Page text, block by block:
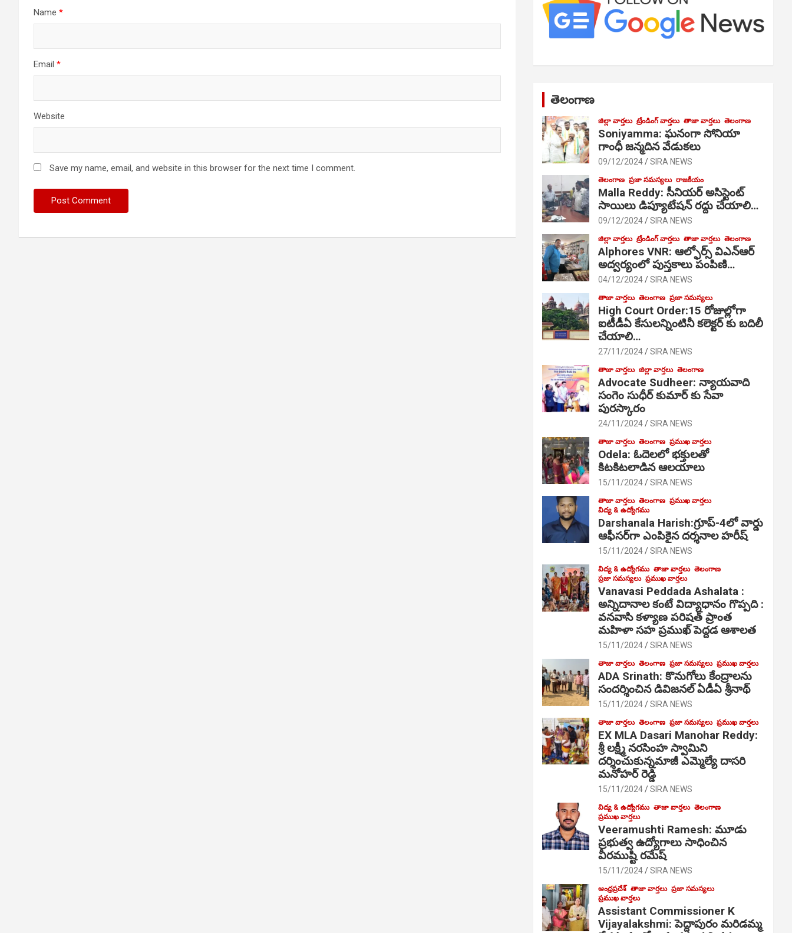
Name *
Email *
Website
Save my name, email, and website in this browser for the next time I comment.
తెలంగాణ
జిల్లా వార్తలు ట్రేండింగ్ వార్తలు తాజా వార్తలు తెలంగాణ
Soniyamma: ఘ‌నంగా సోనియా
గాంధీ జ‌న్మ‌దిన వేడుక‌లు
09/12/2024 SIRA NEWS
తెలంగాణ ప్రజా సమస్యలు రాజకీయం
Malla Reddy: సీనియర్ అసిస్టెంట్
సాయిలు డిప్యూటేషన్ రద్దు చేయాలి…
09/12/2024 SIRA NEWS
జిల్లా వార్తలు ట్రేండింగ్ వార్తలు తాజా వార్తలు తెలంగాణ
Alphores VNR: ఆల్ఫోర్స్ విఎన్ఆర్
అద్వర్యంలో పుస్తకాలు పంపిణి…
04/12/2024 SIRA NEWS
తాజా వార్తలు తెలంగాణ ప్రజా సమస్యలు
High Court Order:15 రోజుల్లోగా
ఐటీడీఏ కేసులన్నింటినీ కలెక్టర్ కు బదిలీ
చేయాలి…
27/11/2024 SIRA NEWS
తాజా వార్తలు జిల్లా వార్తలు తెలంగాణ
Advocate Sudheer: న్యాయవాది
సంగెం సుధీర్ కుమార్ కు సేవా
పురస్కారం
24/11/2024 SIRA NEWS
తాజా వార్తలు తెలంగాణ ప్రముఖ వార్తలు
Odela: ఓదెల‌లో భక్తులతో
కిటకిటలాడిన ఆల‌యాలు
15/11/2024 SIRA NEWS
తాజా వార్తలు తెలంగాణ ప్రముఖ వార్తలు
విద్య & ఉద్యోగము
Darshanala Harish:గ్రూప్-4లో వార్డు
ఆఫీసర్‌గా ఎంపికైన దర్శనాల హరీష్
15/11/2024 SIRA NEWS
విద్య & ఉద్యోగము తాజా వార్తలు తెలంగాణ
ప్రజా సమస్యలు ప్రముఖ వార్తలు
Vanavasi Peddada Ashalata :
అన్నిదానాల కంటే విద్యాధానం గొప్పది :
వనవాసి కళ్యాణ పరిషత్ ప్రాంత
మహిళా సహ ప్రముఖ్ పెద్దడ ఆశాలత
15/11/2024 SIRA NEWS
తాజా వార్తలు తెలంగాణ ప్రజా సమస్యలు ప్రముఖ వార్తలు
ADA Srinath: కొనుగోలు కేంద్రాల‌ను
సంద‌ర్శించిన డివిజనల్ ఏడీఏ శ్రీనాథ్
15/11/2024 SIRA NEWS
తాజా వార్తలు తెలంగాణ ప్రజా సమస్యలు ప్రముఖ వార్తలు
EX MLA Dasari Manohar Reddy:
శ్రీ లక్ష్మీ నరసింహ స్వామిని
దర్శించుకున్నమాజీ ఎమ్మెల్యే దాసరి
మనోహర్ రెడ్డి
15/11/2024 SIRA NEWS
విద్య & ఉద్యోగము తాజా వార్తలు తెలంగాణ
ప్రముఖ వార్తలు
Veeramushti Ramesh: మూడు
ప్రభుత్వ ఉద్యోగాలు సాధించిన
వీరముష్టి రమేష్
15/11/2024 SIRA NEWS
ఆంధ్రప్రదేశ్ తాజా వార్తలు ప్రజా సమస్యలు
ప్రముఖ వార్తలు
Assistant Commissioner K
Vijayalakshmi: పెద్దాపురం మరిడమ్మ